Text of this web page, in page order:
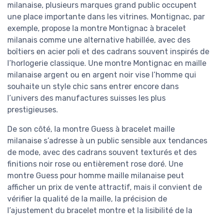
milanaise, plusieurs marques grand public occupent
une place importante dans les vitrines. Montignac, par
exemple, propose la montre Montignac à bracelet
milanais comme une alternative habillée, avec des
boîtiers en acier poli et des cadrans souvent inspirés de
l’horlogerie classique. Une montre Montignac en maille
milanaise argent ou en argent noir vise l’homme qui
souhaite un style chic sans entrer encore dans
l’univers des manufactures suisses les plus
prestigieuses.
De son côté, la montre Guess à bracelet maille
milanaise s’adresse à un public sensible aux tendances
de mode, avec des cadrans souvent texturés et des
finitions noir rose ou entièrement rose doré. Une
montre Guess pour homme maille milanaise peut
afficher un prix de vente attractif, mais il convient de
vérifier la qualité de la maille, la précision de
l’ajustement du bracelet montre et la lisibilité de la